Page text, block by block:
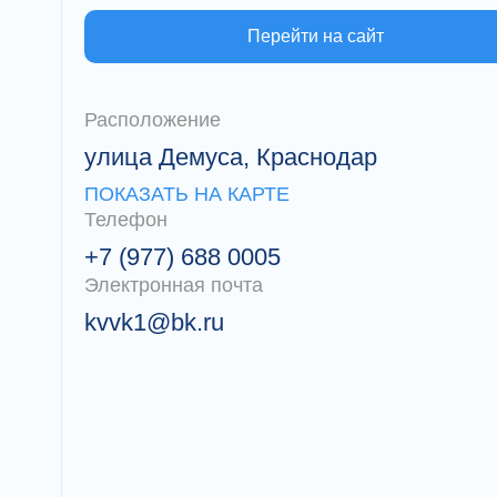
Перейти на сайт
Расположение
улица Демуса, Краснодар
ПОКАЗАТЬ НА КАРТЕ
Телефон
+7 (977) 688 0005
Электронная почта
kvvk1@bk.ru